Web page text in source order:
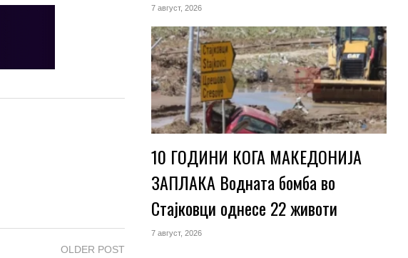
OLDER POST
7 август, 2026
10 ГОДИНИ КОГА МАКЕДОНИЈА
ЗАПЛАКА Водната бомба во
Стајковци однесе 22 животи
7 август, 2026